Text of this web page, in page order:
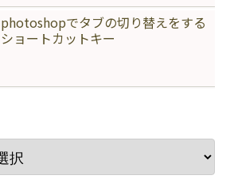
photoshopでタブの切り替えをする
ショートカットキー